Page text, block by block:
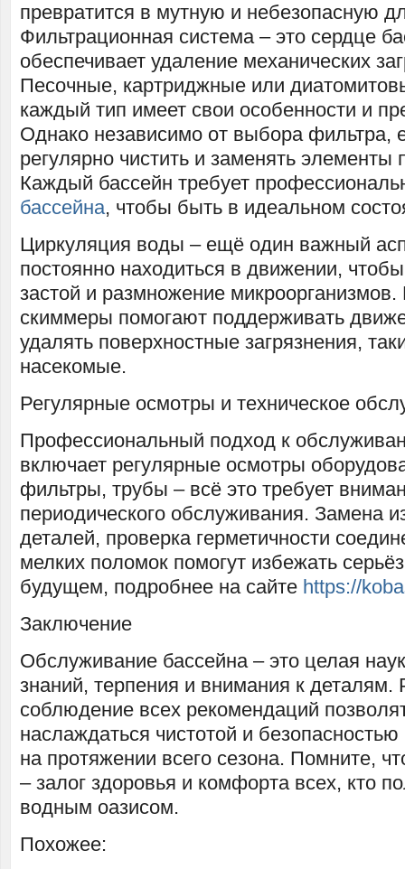
превратится в мутную и небезопасную
Фильтрационная система – это сердце
обеспечивает удаление механических
Песочные, картриджные или
каждый тип имеет свои особенности и
Однако независимо от выбора фильтра,
регулярно чистить и заменять элементы
Каждый бассейн требует
бассейна, чтобы быть в идеальном
Циркуляция воды – ещё один важный
постоянно находиться в движении,
застой и размножение
скиммеры помогают поддерживать
удалять поверхностные загрязнения,
насекомые.
Регулярные осмотры и техническое
Профессиональный подход к
включает регулярные осмотры
фильтры, трубы – всё это требует
периодического обслуживания. Замена
деталей, проверка герметичности
мелких поломок помогут избежать
будущем, подробнее на сайте https://
Заключение
Обслуживание бассейна – это целая
знаний, терпения и внимания к деталям.
соблюдение всех рекомендаций
наслаждаться чистотой и
на протяжении всего сезона. Помните,
– залог здоровья и комфорта всех, кто
водным оазисом.
Похожее: